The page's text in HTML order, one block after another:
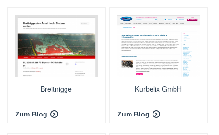
Breitnigge
Zum Blog
Kurbelix GmbH
Zum Blog